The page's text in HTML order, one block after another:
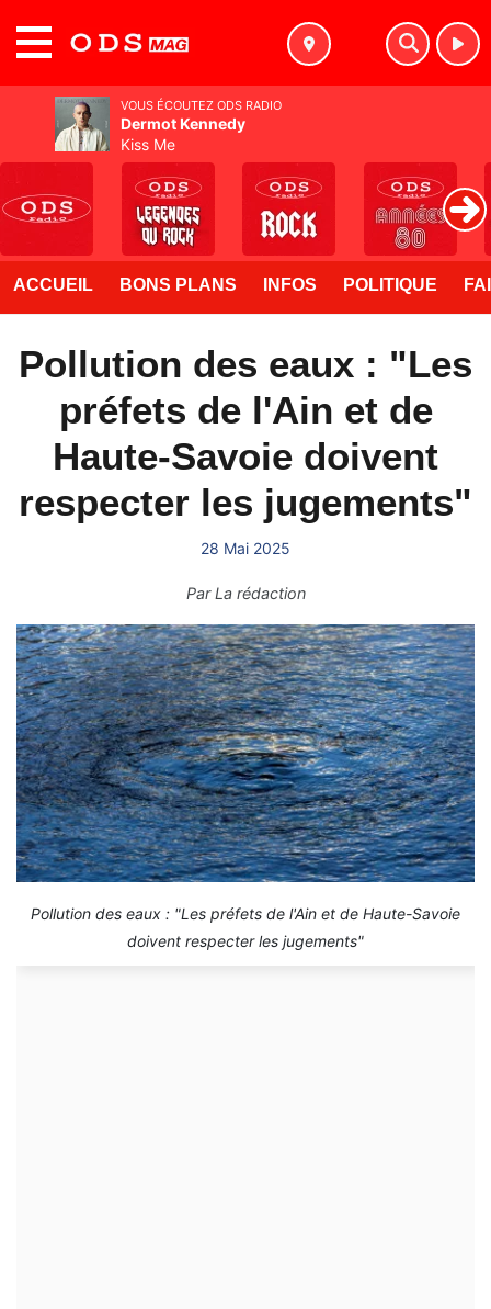
ACCUEIL BONS PLANS INFOS POLITIQUE
Pollution des eaux : "Les
préfets de l'Ain et de
Haute-Savoie doivent
respecter les jugements"
28 Mai 2025
ParLa rédaction
Pollution des eaux : "Les préfets de l'Ain et de Haute-Savoie
doivent respecter les jugements"
VOUS ÉCOUTEZ ODS RADIO
Dermot Kennedy
Kiss Me